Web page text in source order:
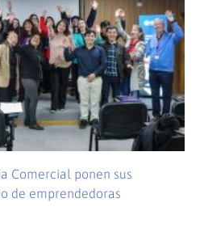
Comercial ponen sus
de emprendedoras